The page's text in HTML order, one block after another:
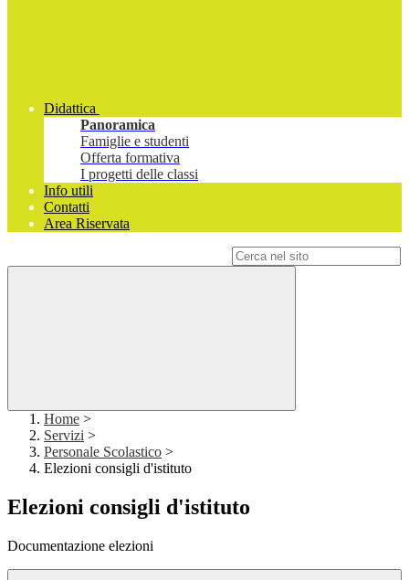
Didattica
Panoramica
Famiglie e studenti
Offerta formativa
I progetti delle classi
Info utili
Contatti
Area Riservata
Home >
Servizi >
Personale Scolastico >
Elezioni consigli d'istituto
Elezioni consigli d'istituto
Documentazione elezioni